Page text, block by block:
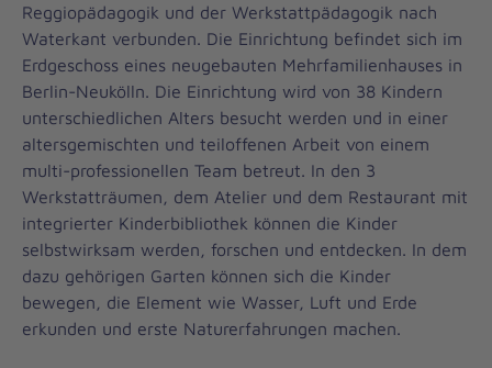
Reggiopädagogik und der Werkstattpädagogik nach
Waterkant verbunden. Die Einrichtung befindet sich im
Erdgeschoss eines neugebauten Mehrfamilienhauses in
Berlin-Neukölln. Die Einrichtung wird von 38 Kindern
unterschiedlichen Alters besucht werden und in einer
altersgemischten und teiloffenen Arbeit von einem
multi-professionellen Team betreut. In den 3
Werkstatträumen, dem Atelier und dem Restaurant mit
integrierter Kinderbibliothek können die Kinder
selbstwirksam werden, forschen und entdecken. In dem
dazu gehörigen Garten können sich die Kinder
bewegen, die Element wie Wasser, Luft und Erde
erkunden und erste Naturerfahrungen machen.